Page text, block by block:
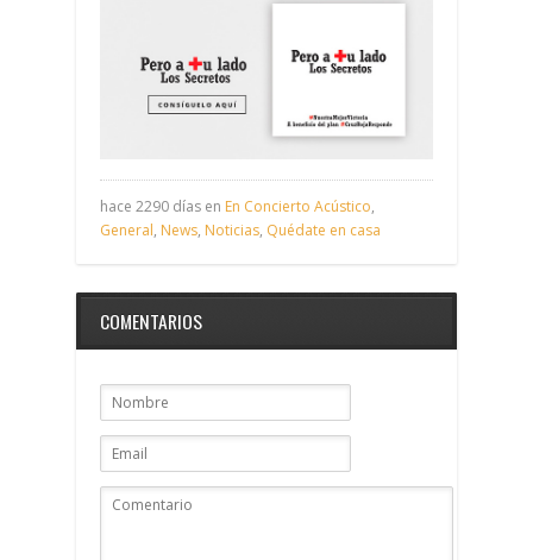
hace 2290 días en En Concierto Acústico,
General, News, Noticias, Quédate en casa
COMENTARIOS